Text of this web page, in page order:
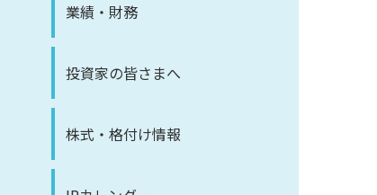
業績・財務
投資家の皆さまへ
株式・格付け情報